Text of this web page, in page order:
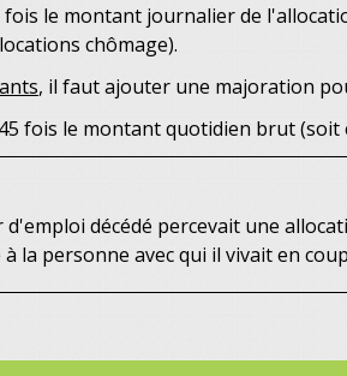
fois le montant journalier de
chômage).
, il faut ajouter une majoration
fois le montant quotidien brut
d'emploi décédé percevait une
la personne avec qui il vivait en